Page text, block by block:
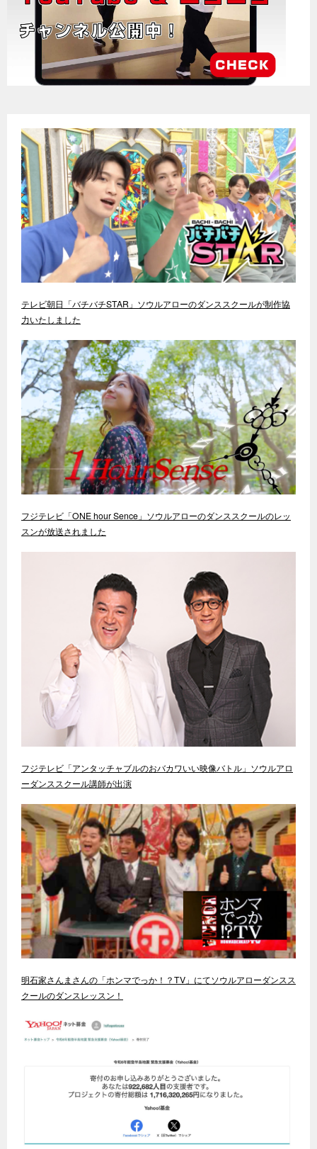
テレビ朝日「バチバチSTAR」ソウルアローのダンススクールが制作協
力いたしました
フジテレビ「ONE hour Sence」ソウルアローのダンススクールのレッ
スンが放送されました
フジテレビ「アンタッチャブルのおバカワいい映像バトル」ソウルアロ
ーダンススクール講師が出演
明石家さんまさんの「ホンマでっか！？TV」にてソウルアローダンスス
クールのダンスレッスン！